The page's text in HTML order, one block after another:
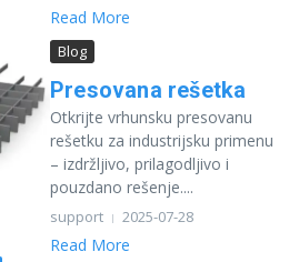
Read More
Blog
Presovana rešetka
Otkrijte vrhunsku presovanu
rešetku za industrijsku primenu
– izdržljivo, prilagodljivo i
pouzdano rešenje....
support 2025-07-28
Read More